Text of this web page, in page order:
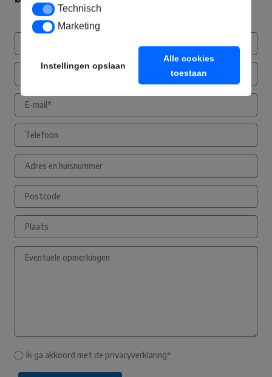
TechnischTechnisch
MarketingMarketing
Instellingen opslaan
Alle cookies
toestaan
Ik ga akkoord met de privacyverklaring*